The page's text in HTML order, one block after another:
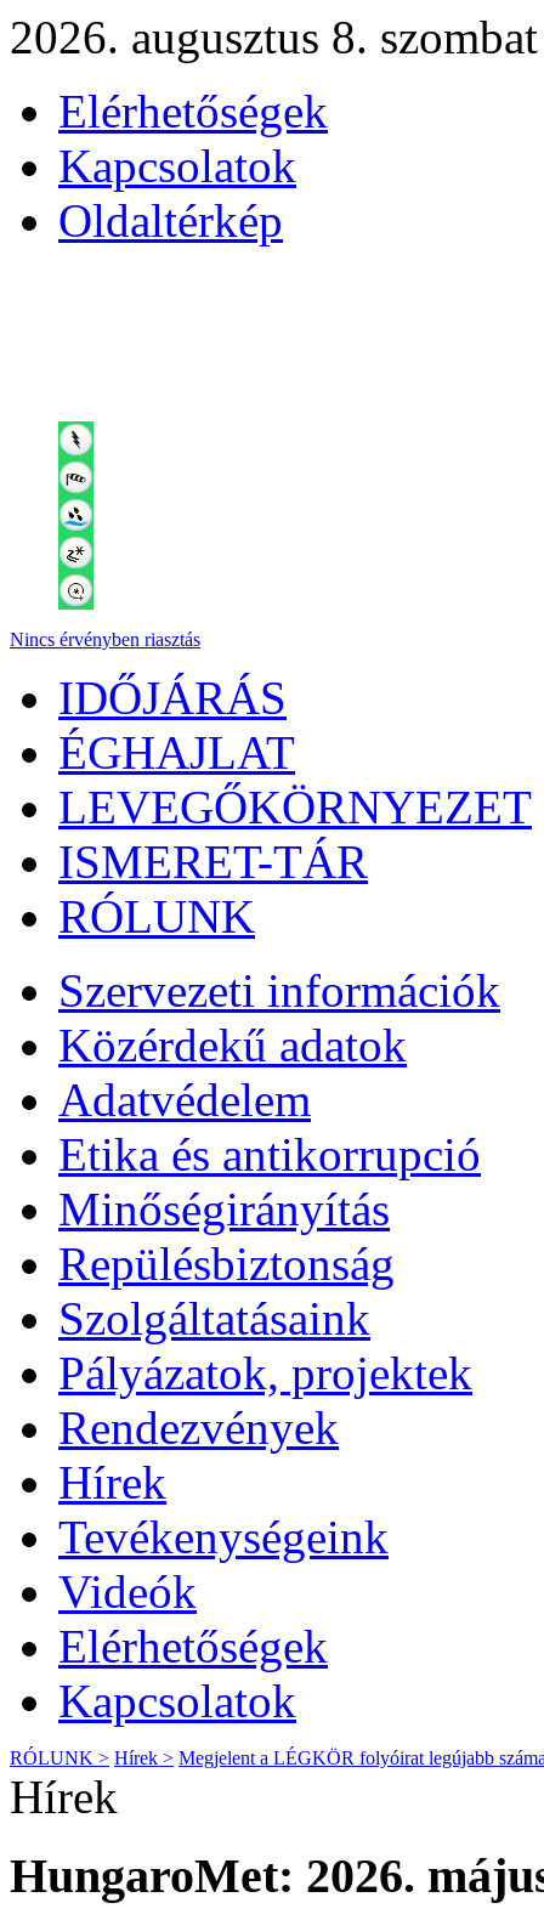
2026. augusztus 8. szombat
Elérhetőségek
Kapcsolatok
Oldaltérkép
Nincs érvényben riasztás
IDŐJÁRÁS
ÉGHAJLAT
LEVEGŐKÖRNYEZET
ISMERET-TÁR
RÓLUNK
Szervezeti információk
Közérdekű adatok
Adatvédelem
Etika és antikorrupció
Minőségirányítás
Repülésbiztonság
Szolgáltatásaink
Pályázatok, projektek
Rendezvények
Hírek
Tevékenységeink
Videók
Elérhetőségek
Kapcsolatok
RÓLUNK > Hírek > Megjelent a LÉGKÖR folyóirat legújabb
Hírek
HungaroMet: 2026.